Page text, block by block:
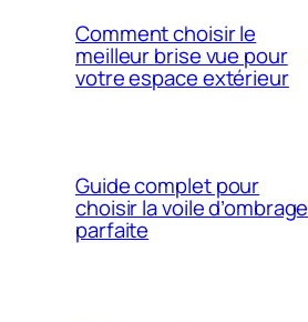
Comment choisir le
meilleur brise vue pour
votre espace extérieur
Guide complet pour
choisir la voile d’ombrage
parfaite